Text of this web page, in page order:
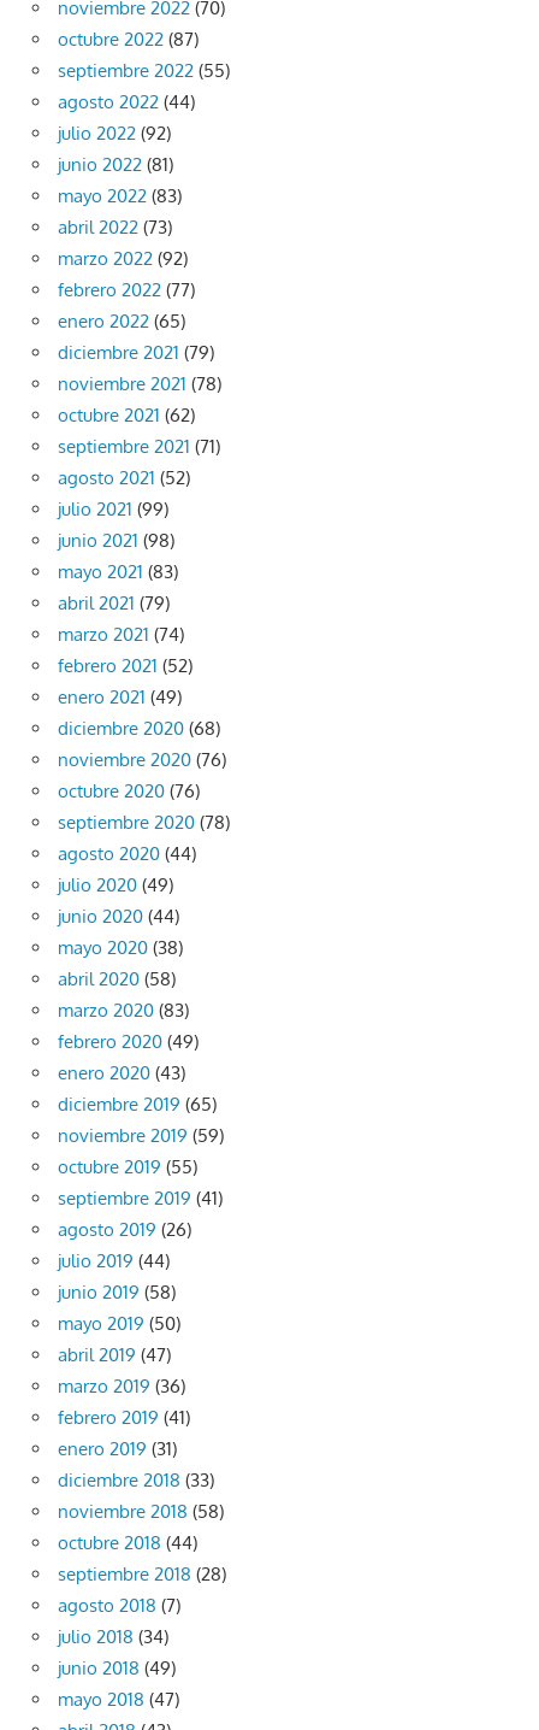
noviembre 2022 (70)
octubre 2022 (87)
septiembre 2022 (55)
agosto 2022 (44)
julio 2022 (92)
junio 2022 (81)
mayo 2022 (83)
abril 2022 (73)
marzo 2022 (92)
febrero 2022 (77)
enero 2022 (65)
diciembre 2021 (79)
noviembre 2021 (78)
octubre 2021 (62)
septiembre 2021 (71)
agosto 2021 (52)
julio 2021 (99)
junio 2021 (98)
mayo 2021 (83)
abril 2021 (79)
marzo 2021 (74)
febrero 2021 (52)
enero 2021 (49)
diciembre 2020 (68)
noviembre 2020 (76)
octubre 2020 (76)
septiembre 2020 (78)
agosto 2020 (44)
julio 2020 (49)
junio 2020 (44)
mayo 2020 (38)
abril 2020 (58)
marzo 2020 (83)
febrero 2020 (49)
enero 2020 (43)
diciembre 2019 (65)
noviembre 2019 (59)
octubre 2019 (55)
septiembre 2019 (41)
agosto 2019 (26)
julio 2019 (44)
junio 2019 (58)
mayo 2019 (50)
abril 2019 (47)
marzo 2019 (36)
febrero 2019 (41)
enero 2019 (31)
diciembre 2018 (33)
noviembre 2018 (58)
octubre 2018 (44)
septiembre 2018 (28)
agosto 2018 (7)
julio 2018 (34)
junio 2018 (49)
mayo 2018 (47)